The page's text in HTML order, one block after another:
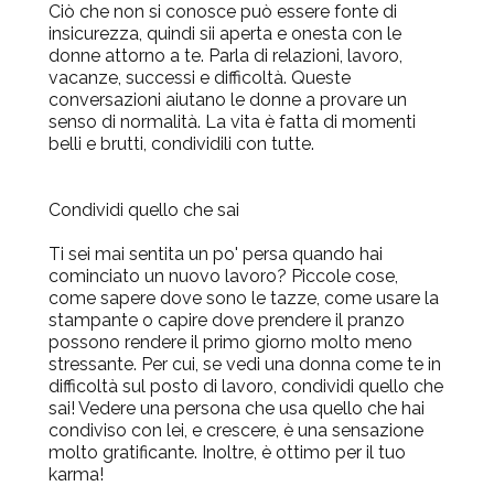
Ciò che non si conosce può essere fonte di
insicurezza, quindi sii aperta e onesta con le
donne attorno a te. Parla di relazioni, lavoro,
vacanze, successi e difficoltà. Queste
conversazioni aiutano le donne a provare un
senso di normalità. La vita è fatta di momenti
belli e brutti, condividili con tutte.
Condividi quello che sai
Ti sei mai sentita un po' persa quando hai
cominciato un nuovo lavoro? Piccole cose,
come sapere dove sono le tazze, come usare la
stampante o capire dove prendere il pranzo
possono rendere il primo giorno molto meno
stressante. Per cui, se vedi una donna come te in
difficoltà sul posto di lavoro, condividi quello che
sai! Vedere una persona che usa quello che hai
condiviso con lei, e crescere, è una sensazione
molto gratificante. Inoltre, è ottimo per il tuo
karma!